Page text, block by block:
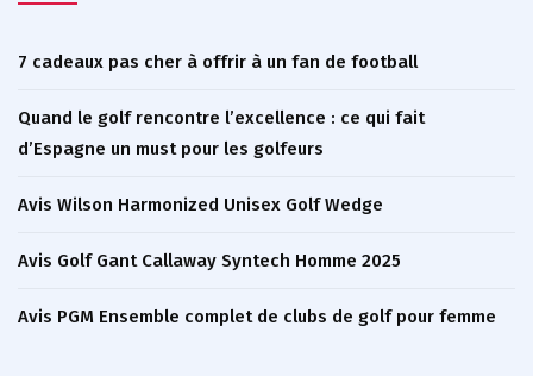
7 cadeaux pas cher à offrir à un fan de football
Quand le golf rencontre l’excellence : ce qui fait
d’Espagne un must pour les golfeurs
Avis Wilson Harmonized Unisex Golf Wedge
Avis Golf Gant Callaway Syntech Homme 2025
Avis PGM Ensemble complet de clubs de golf pour femme